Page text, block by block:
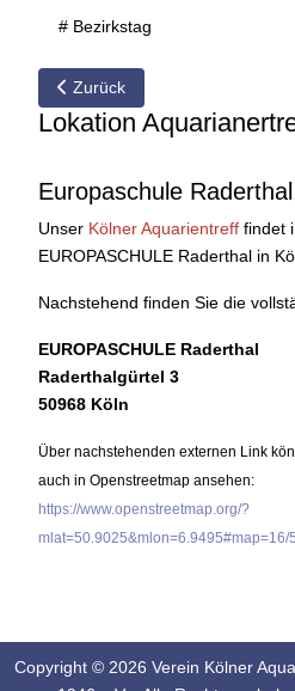
# Bezirkstag
Vorheriger Beitrag: 02.06.2013
Zurück
Lokation
Europaschule
Unser Kölner Aquarientreff findet
EUROPASCHULE Raderthal in
Nachstehend finden Sie die
EUROPASCHULE Raderthal
Raderthalgürtel 3
50968 Köln
Über nachstehenden externen Link
auch in Openstreetmap ansehen:
https://www.openstreetmap.org/?
mlat=50.9025&mlon=6.9495#map=16/
Copyright © 2026 Verein Kölner